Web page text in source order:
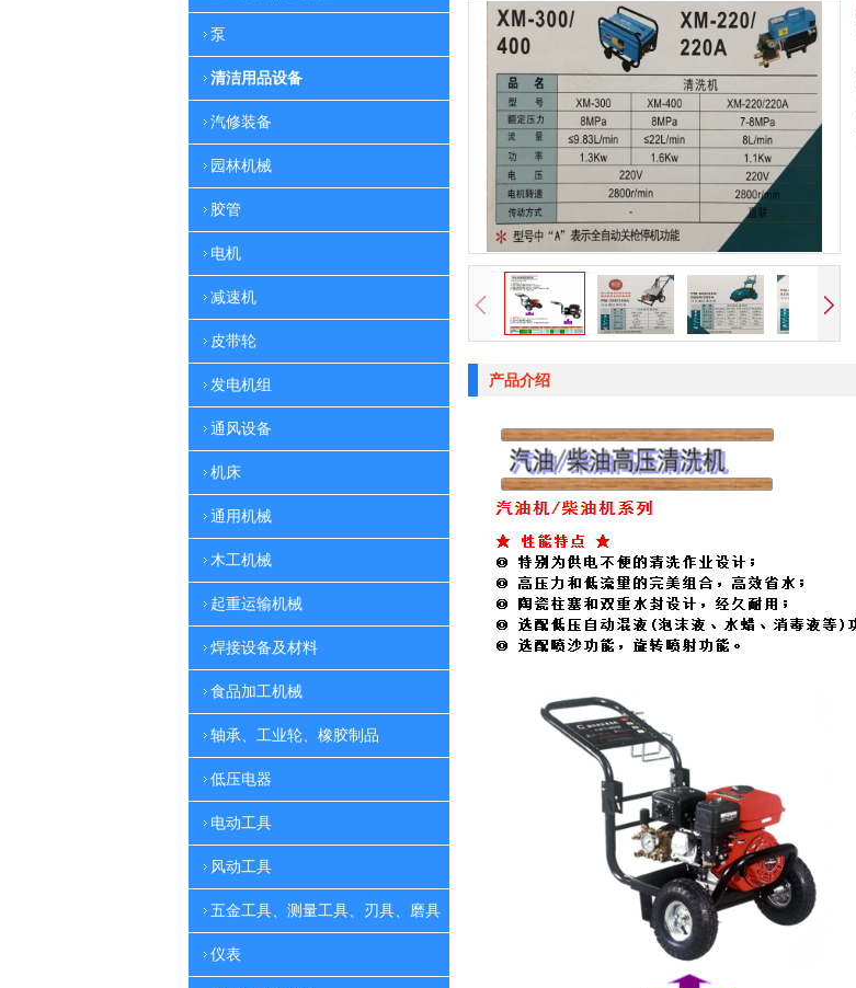
泵
清洁用品设备
汽修装备
园林机械
胶管
电机
减速机
皮带轮
发电机组
通风设备
机床
通用机械
木工机械
起重运输机械
焊接设备及材料
食品加工机械
轴承、工业轮、橡胶制品
低压电器
电动工具
风动工具
五金工具、测量工具、刃具、磨具
仪表
产品介绍